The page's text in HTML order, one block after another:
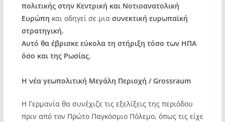
πολιτικής στην Κεντρική και Νοτιοανατολική
Ευρώπη και οδηγεί σε μια συνεκτική ευρωπαϊκή
στρατηγική.
Αυτό θα έβρισκε εύκολα τη στήριξη τόσο των ΗΠΑ
όσο και της Ρωσίας.
Η νέα γεωπολιτική Μεγάλη Περιοχή / Grossraum
Η Γερμανία θα συνέχιζε τις εξελίξεις της περιόδου
πριν από τον Πρώτο Παγκόσμιο Πόλεμο, όπως τις είχε